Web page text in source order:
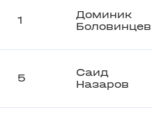
1
Доминик
Боловинцев
5
Саид
Назаров